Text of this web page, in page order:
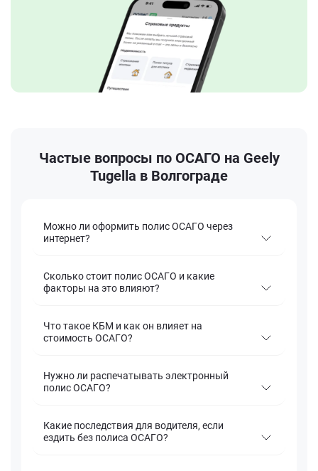
Частые вопросы по ОСАГО на Geely
Tugella в Волгограде
Можно ли оформить полис ОСАГО через
интернет?
Сколько стоит полис ОСАГО и какие
факторы на это влияют?
Что такое КБМ и как он влияет на
стоимость ОСАГО?
Нужно ли распечатывать электронный
полис ОСАГО?
Какие последствия для водителя, если
ездить без полиса ОСАГО?